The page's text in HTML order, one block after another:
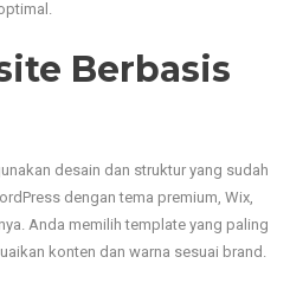
Berbasis
desain dan struktur yang sudah
dengan tema premium, Wix,
Anda memilih template yang paling
konten dan warna sesuai brand.